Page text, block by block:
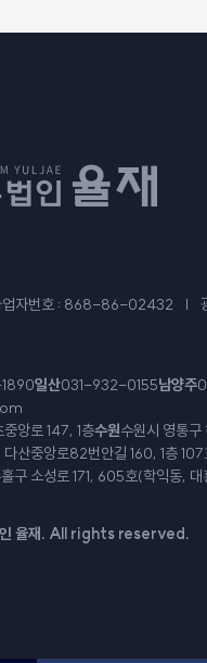
업자번호 : 868-86-02432
일산031-932-0155남양주
앙로 147, 1층수원수원시 영통
다산중앙로82번안길 160, 1층 107
구 소성로 171, 605호(학익동,
율재. All rights reserved.